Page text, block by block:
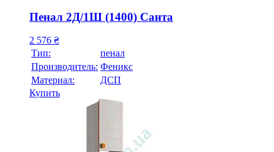
Пенал 2Д/1Ш (1400) Санта
2 576 ₴
Тип:
пенал
Производитель: Феникс
Материал:
ДСП
Купить